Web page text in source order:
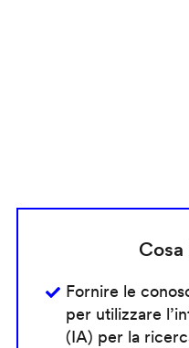
Fornire le
per utilizzare
(IA) per la